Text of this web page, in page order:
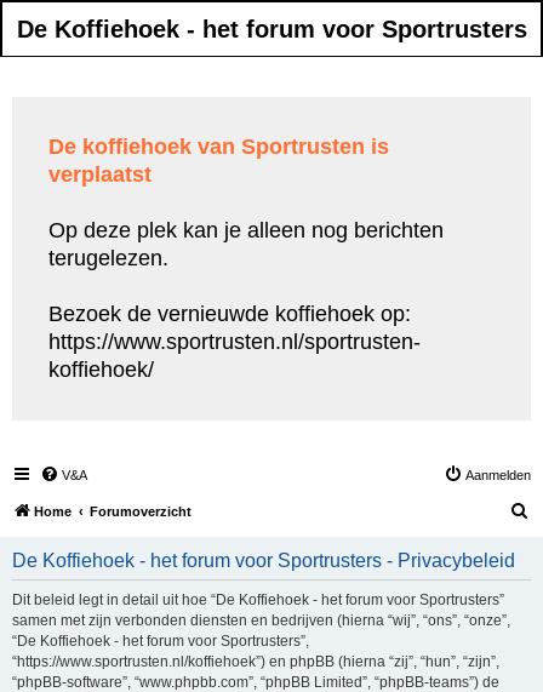
De Koffiehoek - het forum voor Sportrusters
De koffiehoek van Sportrusten is
verplaatst
Op deze plek kan je alleen nog berichten
terugelezen.
Bezoek de vernieuwde koffiehoek op:
https://www.sportrusten.nl/sportrusten-
koffiehoek/
V&A Aanmelden
Home Forumoverzicht
De Koffiehoek - het forum voor Sportrusters - Privacybeleid
Dit beleid legt in detail uit hoe “De Koffiehoek - het forum voor Sportrusters”
samen met zijn verbonden diensten en bedrijven (hierna “wij”, “ons”, “onze”,
“De Koffiehoek - het forum voor Sportrusters”,
“https://www.sportrusten.nl/koffiehoek”) en phpBB (hierna “zij”, “hun”, “zijn”,
“phpBB-software”, “www.phpbb.com”, “phpBB Limited”, “phpBB-teams”) de